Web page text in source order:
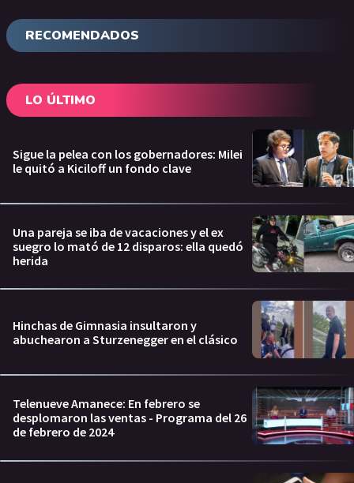
RECOMENDADOS
LO ÚLTIMO
Sigue la pelea con los gobernadores: Milei
le quitó a Kiciloff un fondo clave
Una pareja se iba de vacaciones y el ex
suegro lo mató de 12 disparos: ella quedó
herida
Hinchas de Gimnasia insultaron y
abuchearon a Sturzenegger en el clásico
Telenueve Amanece: En febrero se
desplomaron las ventas - Programa del 26
de febrero de 2024